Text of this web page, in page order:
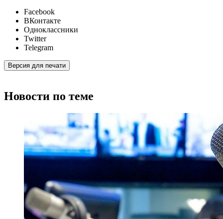
Facebook
ВКонтакте
Одноклассники
Twitter
Telegram
Версия для печати
Новости по теме